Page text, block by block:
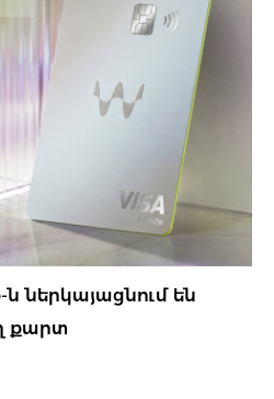
ն ներկայացնում են
քարտ